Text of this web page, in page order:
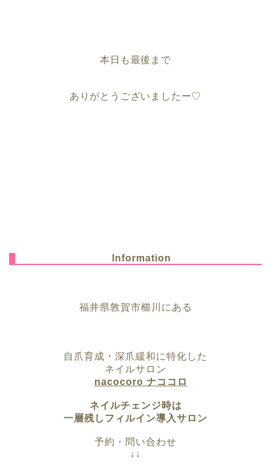
本日も最後まで
ありがとうございましたー♡
Information
福井県敦賀市櫛川にある
自爪育成・深爪緩和に特化した
ネイルサロン
nacocoro ナココロ
ネイルチェンジ時は
一層残しフィルイン導入サロン
予約・問い合わせ
↓↓